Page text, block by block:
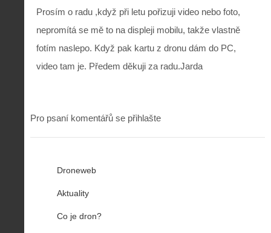
Prosím o radu ,když při letu pořizuji video nebo foto,
nepromítá se mě to na displeji mobilu, takže vlastně
fotím naslepo. Když pak kartu z dronu dám do PC,
video tam je. Předem děkuji za radu.Jarda
Pro psaní komentářů se přihlašte
Droneweb
Aktuality
Co je dron?